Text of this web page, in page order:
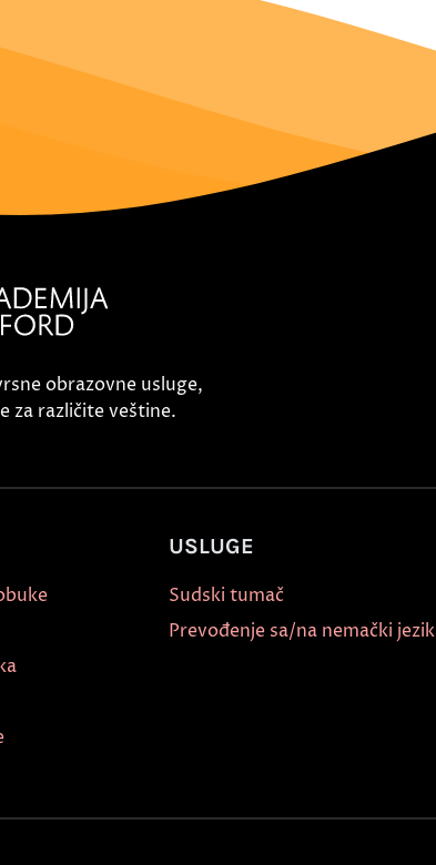
obrazovne usluge,
za različite veštine.
USLUGE
Sudski tumač
Prevođenje sa/na nemački jezik